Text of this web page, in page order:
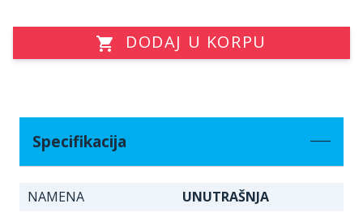
DODAJ U KORPU
Specifikacija
NAMENA
UNUTRAŠNJA